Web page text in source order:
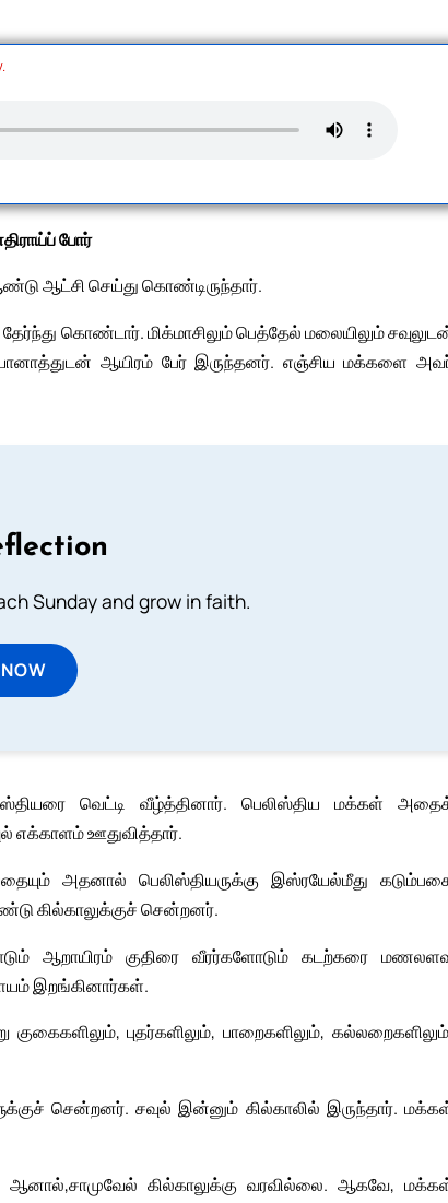
போர்
ஆட்சி செய்து கொண்டிருந்தார்.
கொண்டார். மிக்மாசிலும் பெத்தேல் மலையிலும்
ஆயிரம் பேர் இருந்தனர். எஞ்சிய மக்களை
Sunday and grow in faith.
வெட்டி வீழ்த்தினார். பெலிஸ்திய மக்கள்
எக்காளம் ஊதுவித்தார்.
அதனால் பெலிஸ்தியருக்கு இஸ்ரயேல்மீது
கில்காலுக்குச் சென்றனர்.
ஆறாயிரம் குதிரை வீரர்களோடும் கடற்கரை
இறங்கினார்கள்.
புதர்களிலும், பாறைகளிலும்,
சென்றனர். சவுல் இன்னும் கில்காலில் இருந்தார்.
ஆனால்,சாமுவேல் கில்காலுக்கு வரவில்லை. ஆகவே,